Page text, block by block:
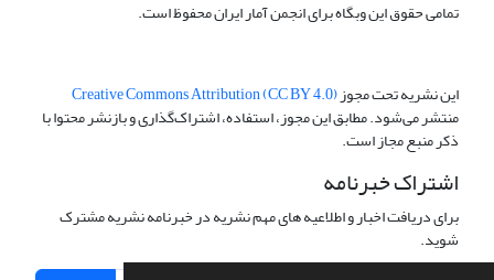
تمامی حقوق این وبگاه برای انجمن آمار ایران محفوظ است.
این نشریه تحت مجوزCreative Commons Attribution (CC BY 4.0)
منتشر می‌شود. مطابق این مجوز، استفاده، اشتراک‌گذاری و بازنشر محتوا با
ذکر منبع مجاز است.
اشتراک خبرنامه
برای دریافت اخبار و اطلاعیه های مهم نشریه در خبرنامه نشریه مشترک
شوید.